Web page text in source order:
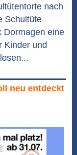
nach
Schultüte
Dormagen eine
Kinder und
neu entdeckt